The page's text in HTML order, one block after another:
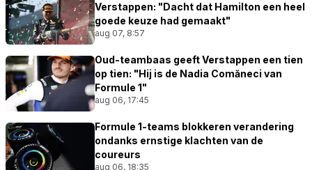
Verstappen: "Dacht dat Hamilton een heel
goede keuze had gemaakt"
aug 07, 8:57
Oud-teambaas geeft Verstappen een tien
op tien: "Hij is de Nadia Comăneci van
Formule 1"
aug 06, 17:45
Formule 1-teams blokkeren verandering
ondanks ernstige klachten van de
coureurs
aug 06, 18:35